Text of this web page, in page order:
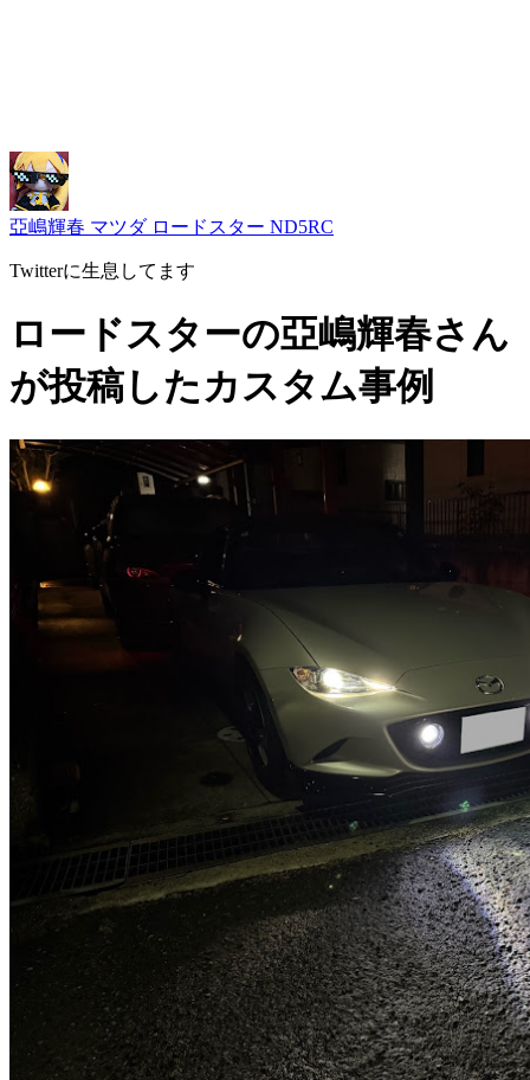
亞嶋輝春 マツダ ロードスター ND5RC
Twitterに生息してます
ロードスターの亞嶋輝春さん
が投稿したカスタム事例